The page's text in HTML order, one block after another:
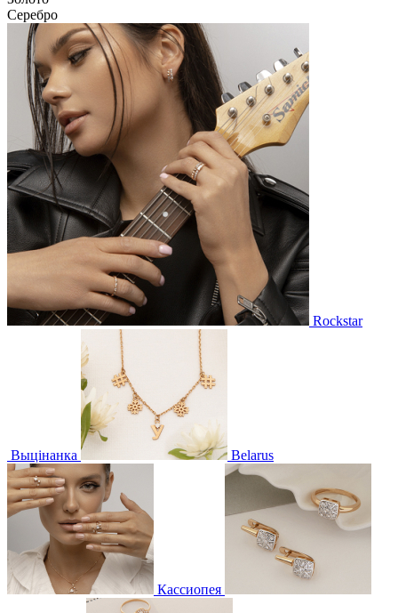
Серебро
Rockstar
Выцінанка Belarus
Кассиопея